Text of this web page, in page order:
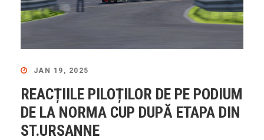
JAN 19, 2025
REACȚIILE PILOȚILOR DE PE PODIUM
DE LA NORMA CUP DUPĂ ETAPA DIN
ST.URSANNE